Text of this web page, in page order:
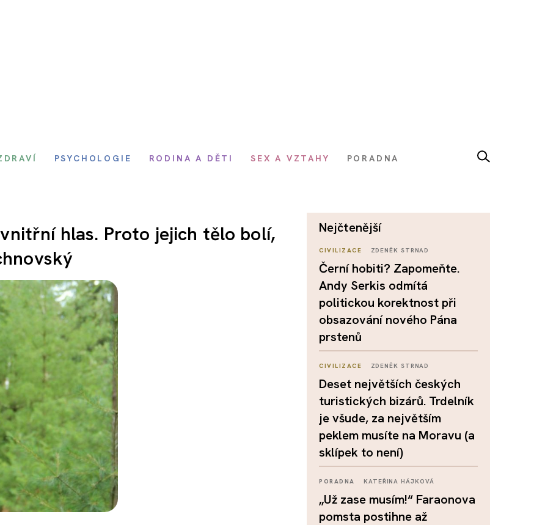
PSYCHOLOGIE RODINA A DĚTI SEX A VZTAHY PORADNA
hlas. Proto jejich tělo bolí,
nejčtenější
CIVILIZACE ZDENĚK STRNAD
Černí hobiti? Zapomeňte.
Andy Serkis odmítá
politickou korektnost při
obsazování nového Pána
prstenů
CIVILIZACE ZDENĚK STRNAD
Deset největších českých
turistických bizárů. Trdelník
je všude, za největším
peklem musíte na Moravu (a
sklípek to není)
PORADNA KATEŘINA HÁJKOVÁ
„Už zase musím!“ Faraonova
pomsta postihne až